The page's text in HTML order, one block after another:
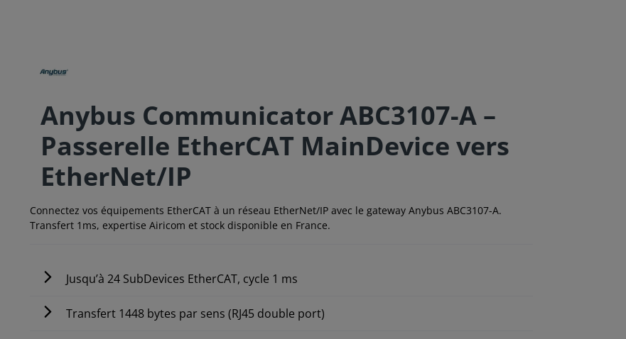
Anybus Communicator ABC3107-A –
Passerelle EtherCAT MainDevice vers
EtherNet/IP
Connectez vos équipements EtherCAT à un réseau EtherNet/IP avec le gateway Anybus ABC3107-A.
Transfert 1ms, expertise Airicom et stock disponible en France.
Jusqu’à 24 SubDevices EtherCAT, cycle 1 ms
Transfert 1448 bytes par sens (RJ45 double port)